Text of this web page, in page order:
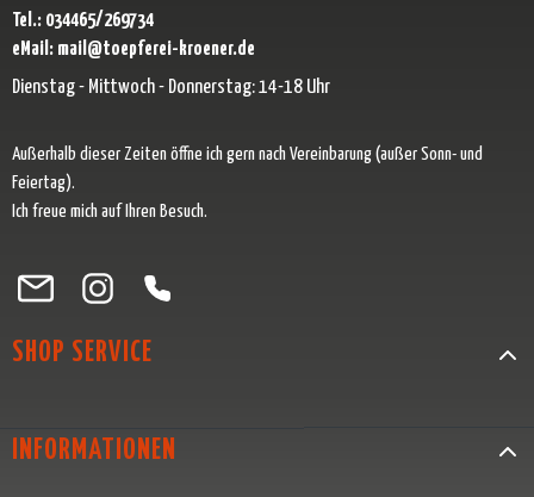
Tel.: 034465/269734
eMail: mail@toepferei-kroener.de
Dienstag - Mittwoch - Donnerstag: 14-18 Uhr
Außerhalb dieser Zeiten öffne ich gern nach Vereinbarung (außer Sonn- und
Feiertag).
Ich freue mich auf Ihren Besuch.
Besuche uns auf Facebook – öffnet in neuem Tab (externer Link)
Schau auf Instagram vorbei – öffnet in neuem Tab (externer Link)
Lass dich auf Pinterest inspirieren – öffnet in neuem Tab
Folge uns auf X – öffnet in neuem Tab (externer Link)
SHOP SERVICE
INFORMATIONEN